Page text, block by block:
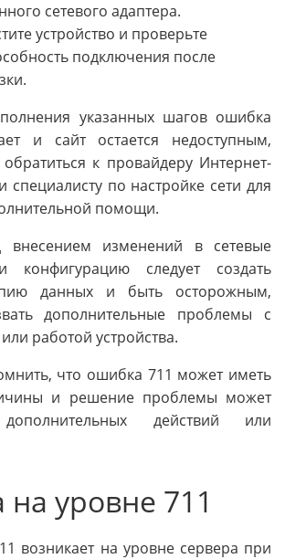
сетевого адаптера.
устройство и проверьте
подключения после
указанных шагов ошибка
и сайт остается недоступным,
к провайдеру Интернет-
специалисту по настройке сети для
помощи.
внесением изменений в сетевые
конфигурацию следует создать
данных и быть осторожным,
дополнительные проблемы с
работой устройства.
что ошибка 711 может иметь
и решение проблемы может
дополнительных действий или
уровне 711
возникает на уровне сервера при